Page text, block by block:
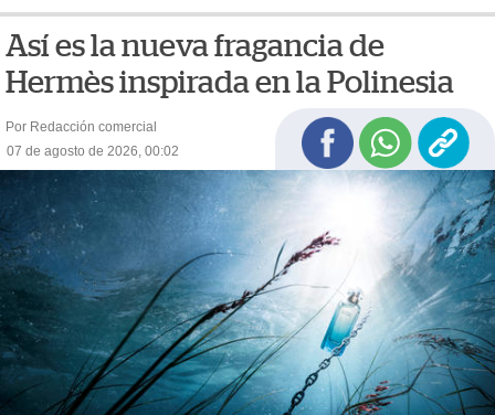
Así es la nueva fragancia de
Hermès inspirada en la Polinesia
Por Redacción comercial
07 de agosto de 2026, 00:02